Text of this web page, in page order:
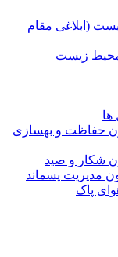
(ابلاغی مقام
زیست
ها
حفاظت و بهسازی
شکار و صید
مدیریت پسماند
پاک